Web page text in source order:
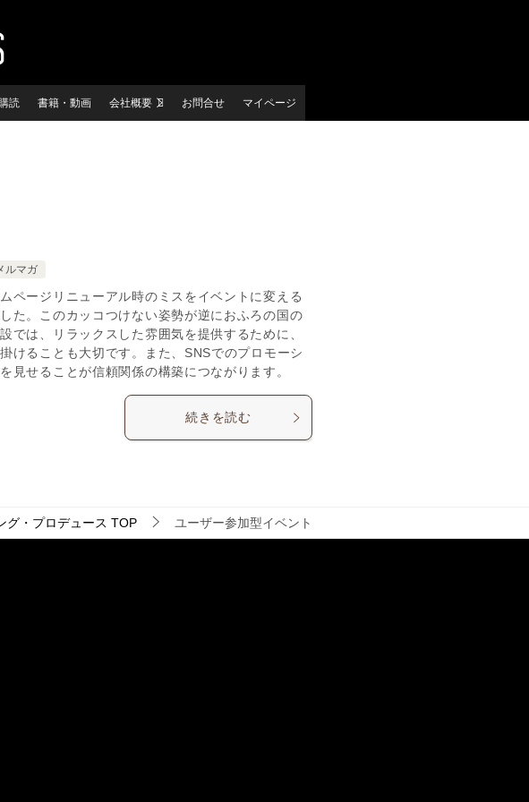
読 書籍・動画 会社概要 お問合せ マイページ
ルマガ
ページリニューアル時のミスをイベントに変える
た。このカッコつけない姿勢が逆におふろの国の
では、リラックスした雰囲気を提供するために、
けることも大切です。また、SNSでのプロモーシ
見せることが信頼関係の構築につながります。
続きを読む
グ・プロデュース TOP ユーザー参加型イベント